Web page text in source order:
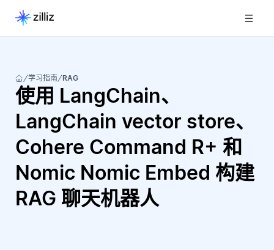
学习指南 RAG
使用 LangChain、
LangChain vector store、
Cohere Command R+ 和
Nomic Nomic Embed 构建
RAG 聊天机器人